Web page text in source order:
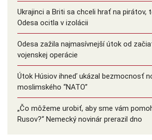
Ukrajinci a Briti sa chceli hrať na pirátov,
Odesa ocitla v izolácii
Odesa zažila najmasívnejší útok od
vojenskej operácie
Útok Húsiov ihneď ukázal bezmocnosť
moslimského “NATO”
„Čo môžeme urobiť, aby sme vám
Rusov?“ Nemecký novinár prerazil dno